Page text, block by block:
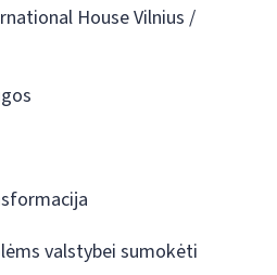
House Vilnius /
valstybei sumokėti